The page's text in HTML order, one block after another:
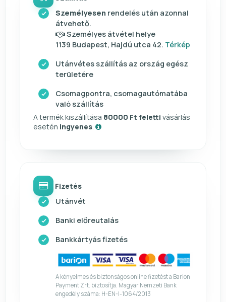
Személyesen rendelés után azonnal
átvehető.
Személyes átvétel helye
1139 Budapest, Hajdú utca 42. Térkép
Utánvétes szállítás az ország egész
területére
Csomagpontra, csomagautómatába
való szállítás
A termék kiszállítása 80000 Ft feletti vásárlás
esetén ingyenes
Fizetés
Utánvét
Banki előreutalás
Bankkártyás fizetés
A kényelmes és biztonságos online fizetést a Barion
Payment Zrt. biztosítja. Magyar Nemzeti Bank
engedély száma: H-EN-I-1064/2013